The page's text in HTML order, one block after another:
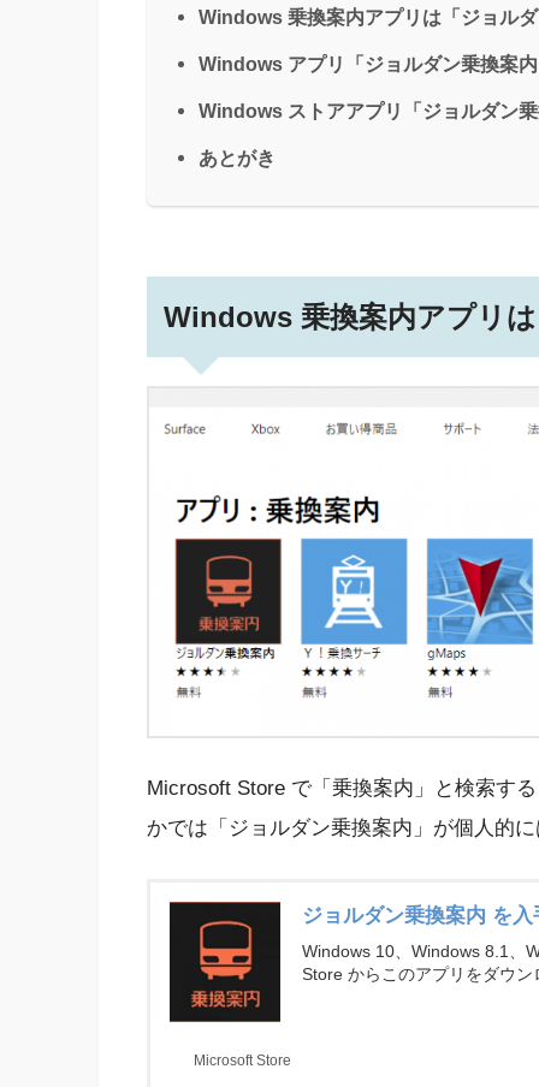
Windows 乗換案内アプリは「ジョル
Windows アプリ「ジョルダン乗換案
Windows ストアアプリ「ジョルダン
あとがき
Windows 乗換案内アプリ
Microsoft Store で「乗換案内」と検索す
かでは「ジョルダン乗換案内」が個人的
ジョルダン乗換案内 を
Windows 10、Windows 8.1、
Store からこのアプリをダウ
Microsoft Store